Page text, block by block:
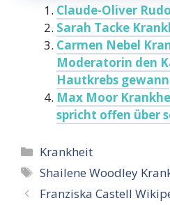
Claude-Oliver
Sarah Tacke
Carmen Nebel
Moderatorin den
Hautkrebs gewann
Max Moor
spricht offen über
Categories
Krankheit
Tags
Shailene Woodley
Franziska Castell